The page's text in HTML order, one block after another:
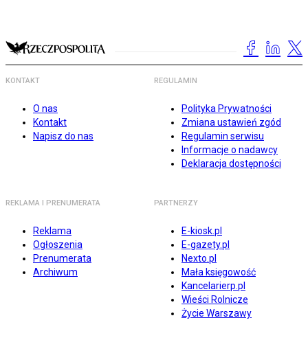
KONTAKT
O nas
Kontakt
Napisz do nas
REGULAMIN
Polityka Prywatności
Zmiana ustawień zgód
Regulamin serwisu
Informacje o nadawcy
Deklaracja dostępności
REKLAMA I PRENUMERATA
Reklama
Ogłoszenia
Prenumerata
Archiwum
PARTNERZY
E-kiosk.pl
E-gazety.pl
Nexto.pl
Mała księgowość
Kancelarierp.pl
Wieści Rolnicze
Życie Warszawy